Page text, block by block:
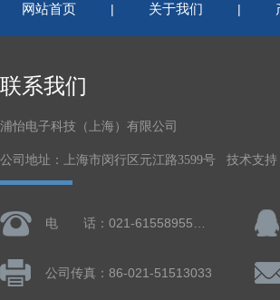
网站首页 | 关于我们 |
联系我们
浦怡电子科技（上海）有限公司
公司地址：上海市闵行区元江路3599号 技术支持
公司传真：86-021-51513033